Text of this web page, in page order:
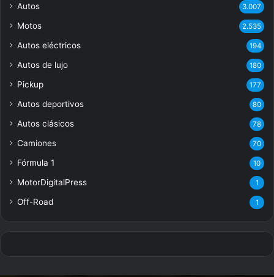
Autos 3.007
Motos 2.535
Autos eléctricos 194
Autos de lujo 180
Pickup 177
Autos deportivos 80
Autos clásicos 78
Camiones 70
Fórmula 1 10
MotorDigitalPress 1
Off-Road 1